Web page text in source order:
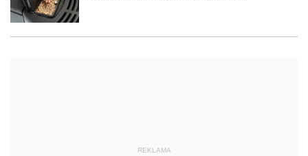
REKLAMA